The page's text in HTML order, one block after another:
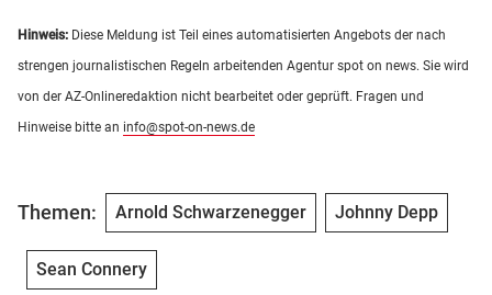
Hinweis: Diese Meldung ist Teil eines automatisierten Angebots der nach
strengen journalistischen Regeln arbeitenden Agentur spot on news. Sie wird
von der AZ-Onlineredaktion nicht bearbeitet oder geprüft. Fragen und
Hinweise bitte an info@spot-on-news.de
Themen: Arnold Schwarzenegger Johnny Depp
Sean Connery